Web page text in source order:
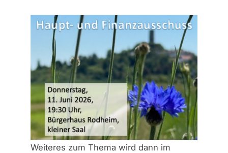
Weiteres zum Thema wird dann im